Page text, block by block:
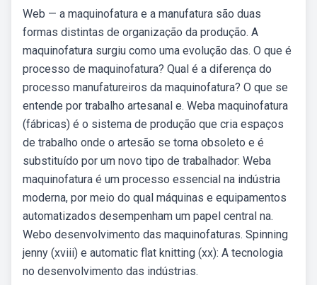
Web — a maquinofatura e a manufatura são duas
formas distintas de organização da produção. A
maquinofatura surgiu como uma evolução das. O que é
processo de maquinofatura? Qual é a diferença do
processo manufatureiros da maquinofatura? O que se
entende por trabalho artesanal e. Weba maquinofatura
(fábricas) é o sistema de produção que cria espaços
de trabalho onde o artesão se torna obsoleto e é
substituído por um novo tipo de trabalhador: Weba
maquinofatura é um processo essencial na indústria
moderna, por meio do qual máquinas e equipamentos
automatizados desempenham um papel central na.
Webo desenvolvimento das maquinofaturas. Spinning
jenny (xviii) e automatic flat knitting (xx): A tecnologia
no desenvolvimento das indústrias.